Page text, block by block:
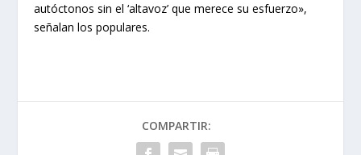
autóctonos sin el ‘altavoz’ que merece su esfuerzo»,
señalan los populares.
COMPARTIR: